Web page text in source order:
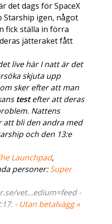
det dags för SpaceX
igen, något
fick ställa in förra
jätteraket fått
live här I natt är det
skjuta upp
sker efter att man
testefter att deras
Nattens
bli den andra med
och den 13:e
Launchpad,
personer:Super
vet...edium=feed -
- Utan betalvägg »